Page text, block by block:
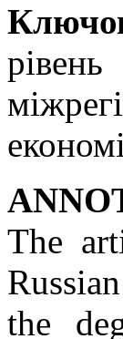
The
the